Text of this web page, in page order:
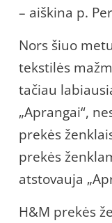
– aiškina p.
Nors šiuo
tekstilės
tačiau
„Aprangai“,
prekės
prekės
atstovauja
H&M prekės